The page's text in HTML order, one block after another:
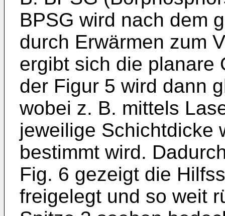
BPSG wird nach dem
durch Erwärmen zum
ergibt sich die planare
der Figur 5 wird dann
wobei z. B. mittels
jeweilige Schichtdicke
bestimmt wird.
Fig. 6 gezeigt die
freigelegt und so weit